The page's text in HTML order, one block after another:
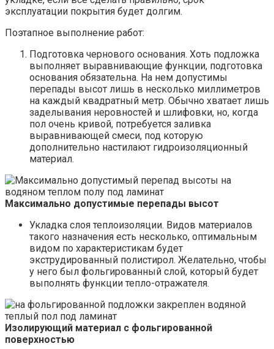
эксплуатации покрытия будет долгим.
Поэтапное выполнение работ:
Подготовка чернового основания. Хоть подложка
выполняет выравнивающие функции, подготовка
основания обязательна. На нем допустимы
перепады высот лишь в несколько миллиметров
на каждый квадратный метр. Обычно хватает лишь
заделывания неровностей и шлифовки, но, когда
пол очень кривой, потребуется заливка
выравнивающей смеси, под которую
дополнительно настилают гидроизоляционный
материал.
Максимально допустимые перепады высот
Укладка слоя теплоизоляции. Видов материалов
такого назначения есть несколько, оптимальным
видом по характеристикам будет
экструдированный полистирол. Желательно, чтобы
у него был фольгированный слой, который будет
выполнять функции тепло-отражателя.
Изолирующий материал с фольгированной
поверхностью